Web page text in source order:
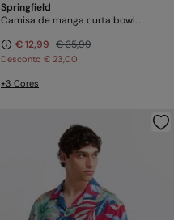
Springfield
Camisa de manga curta bowling em linho
€ 12,99 € 35,99
Desconto € 23,00
+3 Cores